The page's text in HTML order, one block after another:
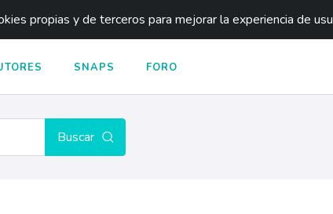
propias y de terceros para mejorar la experiencia de
SNAPS FORO
Buscar